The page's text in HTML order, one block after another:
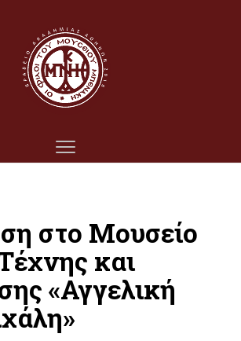
στο Μουσείο
και
«Αγγελική